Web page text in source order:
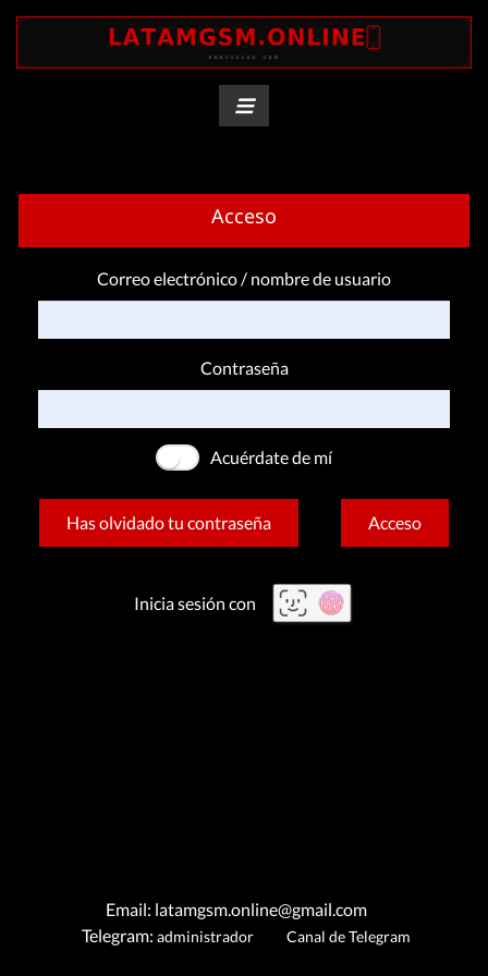
Acceso
Correo electrónico / nombre de usuario
Contraseña
Acuérdate de mí
Has olvidado tu contraseña Acceso
Inicia sesión con
Email: latamgsm.online@gmail.com
Telegram: administrador Canal de Telegram